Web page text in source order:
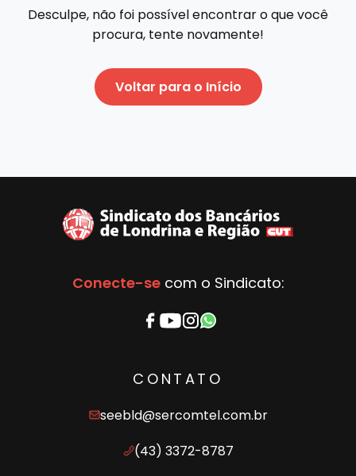
Desculpe, não foi possível encontrar o que você
procura, tente novamente!
Voltar para o Início
Conecte-secom o Sindicato:
CONTATO
seebld@sercomtel.com.br
(43) 3372-8787